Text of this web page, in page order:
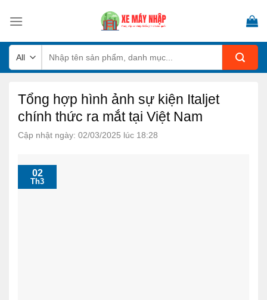
kiếm:
Tổng hợp hình ảnh sự kiện Italjet
chính thức ra mắt tại Việt Nam
Cập nhật ngày: 02/03/2025 lúc 18:28
02
Th3